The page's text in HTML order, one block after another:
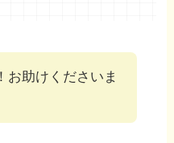
お助けくださいま